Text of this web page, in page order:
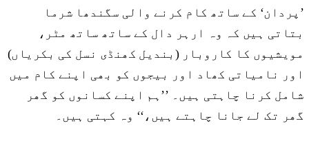
’پردان‘ کے ساتھ کام کرنے والی سگندھا شرما
بتاتی ہیں کہ وہ ارہر دال کے ساتھ ساتھ مٹر،
مویشیوں کا کاروبار (بندیل کھنڈی نسل کی بکریاں)
اور نامیاتی کھاد اور بیجوں کو بھی اپنے کام میں
شامل کرنا چاہتی ہیں۔ ’’ہم اپنے کسانوں کو گھر
گھر تک لے جانا چاہتے ہیں،‘‘ وہ کہتی ہیں۔